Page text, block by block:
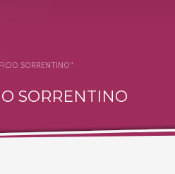
SORRENTINO"
SORRENTINO